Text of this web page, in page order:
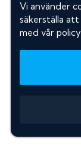
Vi använder
säkerställa
med vår